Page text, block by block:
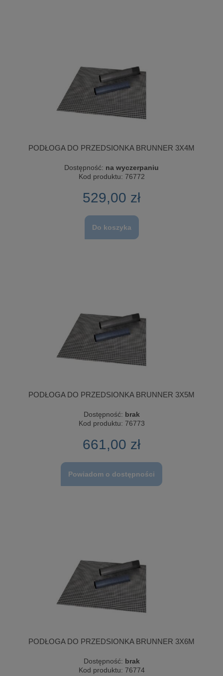
PODŁOGA DO PRZEDSIONKA BRUNNER 3X4M
Dostępność: na wyczerpaniu
Kod produktu: 76772
529,00 zł
Do koszyka
PODŁOGA DO PRZEDSIONKA BRUNNER 3X5M
Dostępność: brak
Kod produktu: 76773
661,00 zł
Powiadom o dostępności
PODŁOGA DO PRZEDSIONKA BRUNNER 3X6M
Dostępność: brak
Kod produktu: 76774